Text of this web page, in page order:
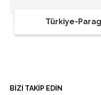
Türkiye-
BİZİ TAKİP EDİN